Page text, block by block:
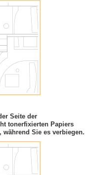
Seite der
tonerfixierten Papiers
Sie es verbiegen.